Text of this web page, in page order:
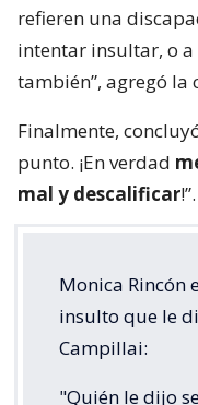
refieren una
intentar insultar, o
también”, agregó la
Finalmente,
punto. ¡En verdad
mal y descalificar!”.
Monica Rincón
insulto que le
Campillai:
"Quién le dijo